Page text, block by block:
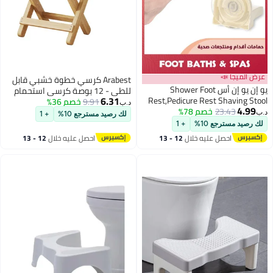
عرض الميجا 📣
يو إن يو إن أس Shower Foot
Rest,Pedicure Rest Shaving Stool
for Inside Shower,Anti-Slip with
Suction Cup to Shave Legs, Step
Legs,Beige
د.ب‏4.99
23.43خصم 78%
لك رصيد مسترجع 10% + 1
احصل عليه خلال 12 - 13
Arabest كرسي خطوة خشبي قابل
للطي - 12 بوصة كرسي استحمام
خشبي لمنتجع صحي مقعد
للاستحمام، حلاقة الساقين وراحة
القدمين
د.ب‏6.31
9.91خصم 36%
لك رصيد مسترجع 10% + 1
احصل عليه خلال 12 - 13